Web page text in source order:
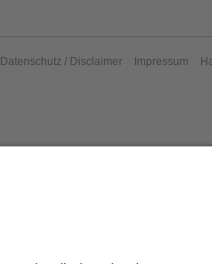
Datenschutz / Disclaimer Impressum